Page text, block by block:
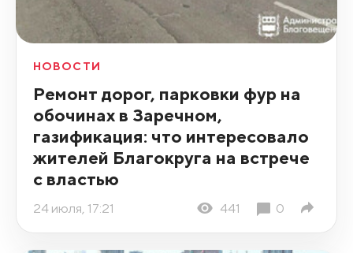
НОВОСТИ
Ремонт дорог, парковки фур на
обочинах в Заречном,
газификация: что интересовало
жителей Благокруга на встрече
с властью
24 июля, 17:21 441 0